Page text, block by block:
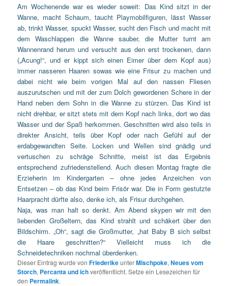
Am Wochenende war es wieder soweit: Das Kind sitzt in der
Wanne, macht Schaum, taucht Playmobilfiguren, lässt Wasser
ab, trinkt Wasser, spuckt Wasser, sucht den Fisch und macht mit
dem Waschlappen die Wanne sauber, die Mutter turnt am
Wannenrand herum und versucht aus den erst trockenen, dann
(„Acung!“, und er kippt sich einen Eimer über dem Kopf aus)
immer nasseren Haaren sowas wie eine Frisur zu machen und
dabei nicht wie beim vorigen Mal auf den nassen Fliesen
auszurutschen und mit der zum Dolch gewordenen Schere in der
Hand neben dem Sohn in die Wanne zu stürzen. Das Kind ist
nicht drehbar, er sitzt stets mit dem Kopf nach links, dort wo das
Wasser und der Spaß herkommen. Geschnitten wird also teils in
direkter Ansicht, teils über Kopf oder nach Gefühl auf der
erdabgewandten Seite. Locken und Wellen sind gnädig und
vertuschen zu schräge Schnitte, meist ist das Ergebnis
entsprechend zufriedenstellend. Auch diesen Montag fragte die
Erzieherin im Kindergarten – ohne jedes Anzeichen von
Entsetzen – ob das Kind beim Frisör war. Die in Form gestutzte
Haarpracht dürfte also, denke ich, als Frisur durchgehen.
Naja, was man halt so denkt. Am Abend skypen wir mit den
liebenden Großeltern, das Kind strahlt und schäkert über den
Bildschirm. „Oh“, sagt die Großmutter, „hat Baby B sich selbst
die Haare geschnitten?“ Vielleicht muss ich die
Schneidetechniken nochmal überdenken.
Dieser Eintrag wurde vonFriederikeunterMischpoke,Neues vom
Storch, Percanta und ichveröffentlicht. Setze ein Lesezeichen für
den Permalink.